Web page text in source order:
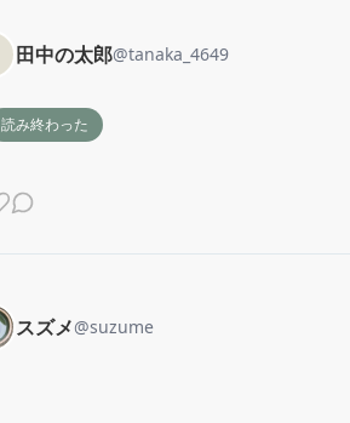
田中の太郎@tanaka_4649
読み終わった
スズメ@suzume